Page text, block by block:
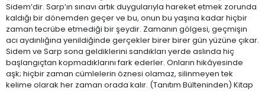
Sidem’dir. Sarp’ın sınavı artık duygularıyla hareket etmek zorunda
kaldığı bir dönemden geçer ve bu, onun bu yaşına kadar hiçbir
zaman tecrübe etmediği bir şeydir. Zamanın gölgesi, geçmişin
acı aydınlığına yenildiğinde gerçekler birer birer gün yüzüne çıkar.
Sidem ve Sarp sona geldiklerini sandıkları yerde aslında hiç
başlangıçtan kopmadıklarını fark ederler. Onların hikâyesinde
aşk; hiçbir zaman cümlelerin öznesi olamaz, silinmeyen tek
kelime olarak her zaman orada kalır. (Tanıtım Bülteninden) Kitap